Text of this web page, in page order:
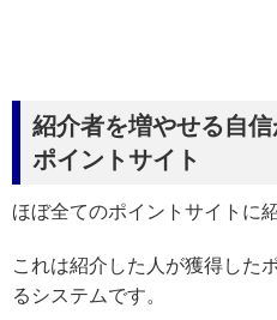
紹介者を増やせる自
ポイントサイト
ほぼ全てのポイントサイトに
これは紹介した人が獲得した
るシステムです。